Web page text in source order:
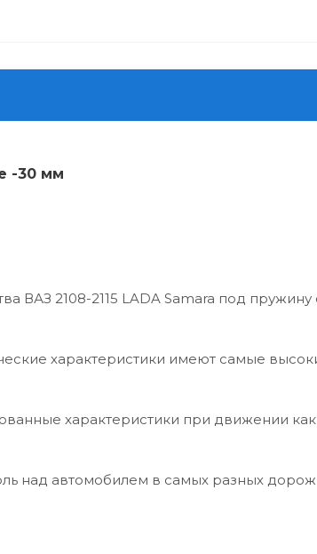
-30 мм
ВАЗ 2108-2115 LADA Samara под
характеристики имеют самые
характеристики при движении как
над автомобилем в самых разных